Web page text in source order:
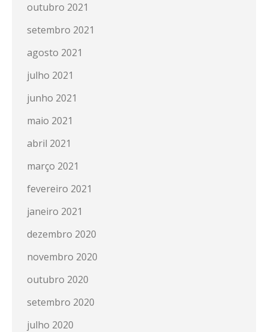
outubro 2021
setembro 2021
agosto 2021
julho 2021
junho 2021
maio 2021
abril 2021
março 2021
fevereiro 2021
janeiro 2021
dezembro 2020
novembro 2020
outubro 2020
setembro 2020
julho 2020